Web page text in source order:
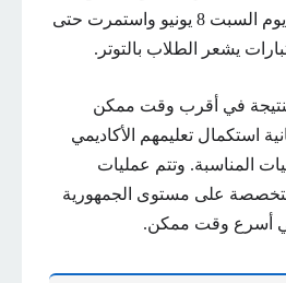
الأساسية، والتي بدأت يوم السبت 8 يونيو واستمرت حتى
في أقرب وقت ممكن
استكمال تعليمهم الأكاديمي
المناسبة. وتتم عمليات
على مستوى الجمهورية
في أسرع وقت ممكن.